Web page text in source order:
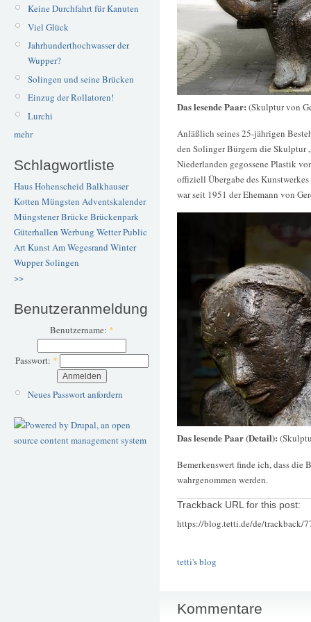
Keine Durchfahrt für Kanuten
Viel Glück
Jahrhunderthochwasser der
Wupper?
Solingen und seine Brücken
Einzug der Rollatoren!
Lurchi
mehr
Schlagwortliste
Haus Hohenscheid Balkhauser
Kotten Müngsten Adventskalender
Müngstener BrückeBrückenpark
Güterhallen Werbung WetterPublic
ArtKunstAm Wegesrand Winter
WupperSolingen
>>
Benutzeranmeldung
Benutzername: *
Passwort: *
Neues Passwort anfordern
Das lesende Paar: (Skulptur von
Anläßlich seines 25-jährigen
den Solinger Bürgern die Skulptur
Niederlanden gegossene Plastik
offiziell Übergabe des
war seit 1951 der Ehemann von
Das lesende Paar (Detail):
Bemerkenswert finde ich, dass die
wahrgenommen werden.
Trackback URL for this post:
https://blog.tetti.de/de/trackback/
tetti's blog
Kommentare